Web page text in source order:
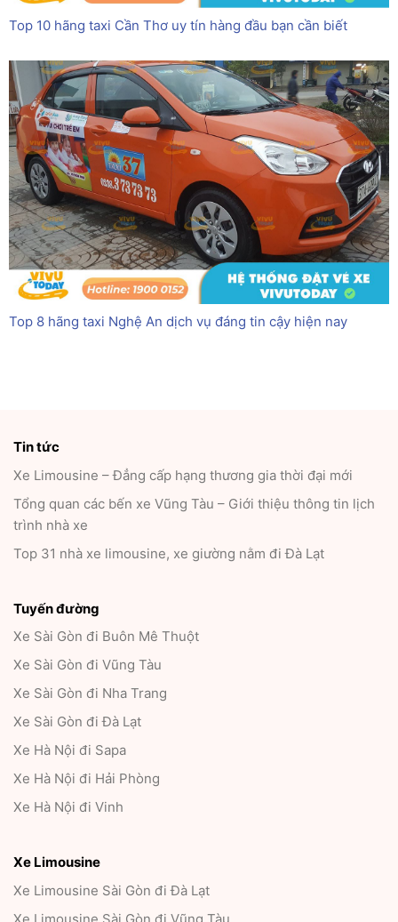
Top 10 hãng taxi Cần Thơ uy tín hàng đầu bạn cần biết
Top 8 hãng taxi Nghệ An dịch vụ đáng tin cậy hiện nay
Tin tức
Xe Limousine – Đẳng cấp hạng thương gia thời đại mới
Tổng quan các bến xe Vũng Tàu – Giới thiệu thông tin lịch
trình nhà xe
Top 31 nhà xe limousine, xe giường nằm đi Đà Lạt
Tuyến đường
Xe Sài Gòn đi Buôn Mê Thuột
Xe Sài Gòn đi Vũng Tàu
Xe Sài Gòn đi Nha Trang
Xe Sài Gòn đi Đà Lạt
Xe Hà Nội đi Sapa
Xe Hà Nội đi Hải Phòng
Xe Hà Nội đi Vinh
Xe Limousine
Xe Limousine Sài Gòn đi Đà Lạt
Xe Limousine Sài Gòn đi Vũng Tàu